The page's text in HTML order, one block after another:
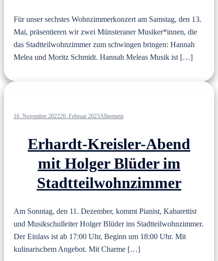
Für unser sechstes Wohnzimmerkonzert am Samstag, den 13.
Mai, präsentieren wir zwei Münsteraner Musiker*innen, die
das Stadtteilwohnzimmer zum schwingen bringen: Hannah
Melea und Moritz Schmidt. Hannah Meleas Musik ist […]
16. November 202220. Februar 2023Allgemein
Erhardt-Kreisler-Abend
mit Holger Blüder im
Stadtteilwohnzimmer
Am Sonntag, den 11. Dezember, kommt Pianist, Kabarettist
und Musikschulleiter Holger Blüder ins Stadtteilwohnzimmer.
Der Einlass ist ab 17:00 Uhr, Beginn um 18:00 Uhr. Mit
kulinarischem Angebot. Mit Charme […]